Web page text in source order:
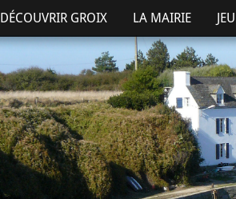
DÉCOUVRIR GROIX LA MAIRIE